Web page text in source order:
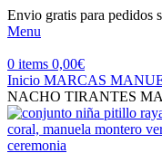
Envio gratis para pedidos
Menu
0 items 0,00€
Inicio MARCAS
NACHO TIRANTES